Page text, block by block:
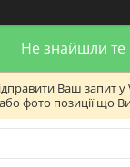
Не знайшли те
Ваш запит
або фото позиції що